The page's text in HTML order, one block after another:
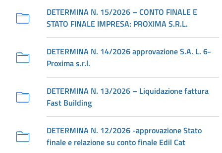
DETERMINA N. 15/2026 – CONTO FINALE E
STATO FINALE IMPRESA: PROXIMA S.R.L.
DETERMINA N. 14/2026 approvazione S.A. L. 6-
Proxima s.r.l.
DETERMINA N. 13/2026 – Liquidazione fattura
Fast Building
DETERMINA N. 12/2026 -approvazione Stato
finale e relazione su conto finale Edil Cat